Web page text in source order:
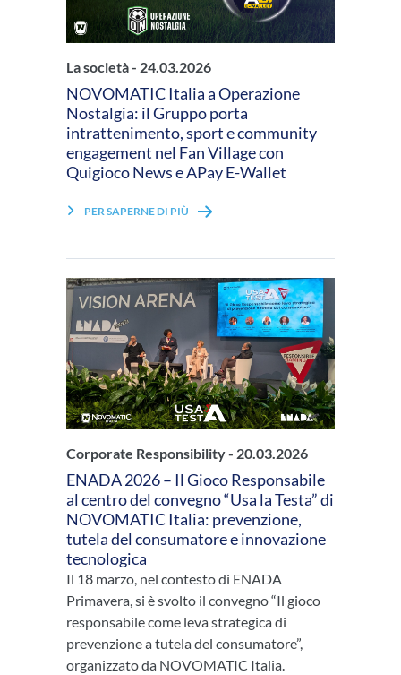
La società - 24.03.2026
NOVOMATIC Italia a Operazione
Nostalgia: il Gruppo porta
intrattenimento, sport e community
engagement nel Fan Village con
Quigioco News e APay E-Wallet
PER SAPERNE DI PIÙ
Corporate Responsibility - 20.03.2026
ENADA 2026 – Il Gioco Responsabile
al centro del convegno “Usa la Testa” di
NOVOMATIC Italia: prevenzione,
tutela del consumatore e innovazione
tecnologica
Il 18 marzo, nel contesto di ENADA
Primavera, si è svolto il convegno “Il gioco
responsabile come leva strategica di
prevenzione a tutela del consumatore”,
organizzato da NOVOMATIC Italia.